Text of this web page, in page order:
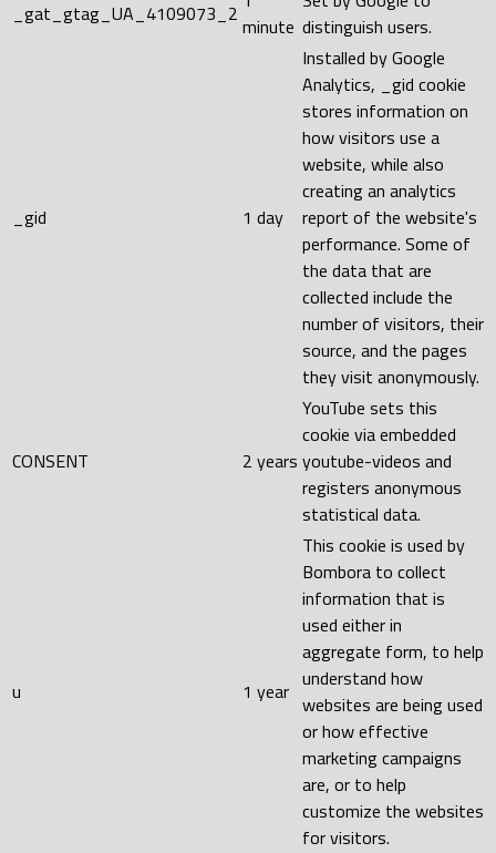
_gat_gtag_UA_4109073_2 minute distinguish users.
_gid 1 day
Installed by Google
Analytics, _gid cookie
stores information on
how visitors use a
website, while also
creating an analytics
report of the website's
performance. Some of
the data that are
collected include the
number of visitors, their
source, and the pages
they visit anonymously.
CONSENT 2 years
YouTube sets this
cookie via embedded
youtube-videos and
registers anonymous
statistical data.
u 1 year
This cookie is used by
Bombora to collect
information that is
used either in
aggregate form, to help
understand how
websites are being used
or how effective
marketing campaigns
are, or to help
customize the websites
for visitors.